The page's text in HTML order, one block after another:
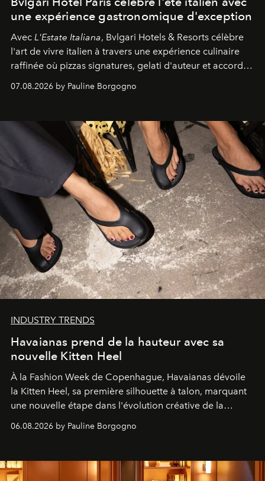
une expérience gastronomique d'exception
Avec L'Estate Italiana, Bvlgari Hotels & Resorts célèbre
l'art de vivre italien à travers une expérience culinaire
raffinée où pizzas signatures, gelati d'auteur et accords
07.08.2026 by Pauline Borgogno
INDUSTRY TRENDS
Havaianas prend de la hauteur avec sa
nouvelle Kitten Heel
À la Fashion Week de Copenhague, Havaianas dévoile
la Kitten Heel, sa première silhouette à talon, marquant
une nouvelle étape dans l'évolution créative de la
06.08.2026 by Pauline Borgogno